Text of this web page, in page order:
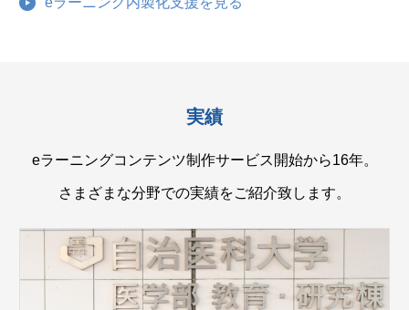
実績
eラーニングコンテンツ制作サービス開始から16年。
さまざまな分野での実績をご紹介致します。